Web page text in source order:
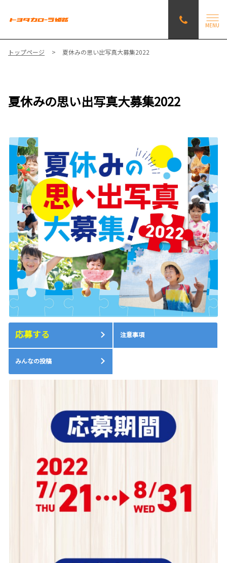
MENU
トップページ 夏休みの思い出写真大募集2022
夏休みの思い出写真大募集2022
応募する 注意事項
みんなの投稿